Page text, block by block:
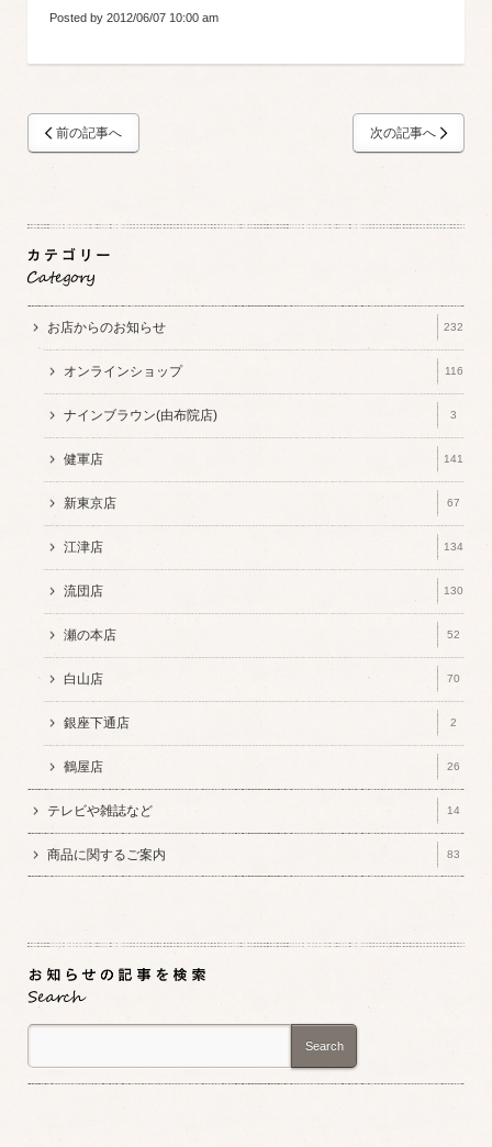
Posted by 2012/06/07 10:00 am
前の記事へ 次の記事へ
お店からのお知らせ 232
オンラインショップ 116
ナインブラウン(由布院店) 3
健軍店 141
新東京店 67
江津店 134
流団店 130
瀬の本店 52
白山店 70
銀座下通店 2
鶴屋店 26
テレビや雑誌など 14
商品に関するご案内 83
Search